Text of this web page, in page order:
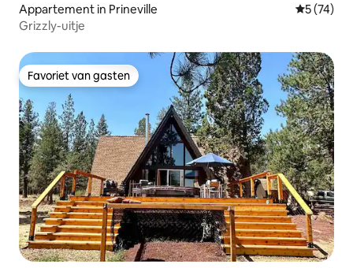
Appartement in Prineville
5 (74)
Grizzly-uitje
Favoriet van gasten
Favoriet van gasten